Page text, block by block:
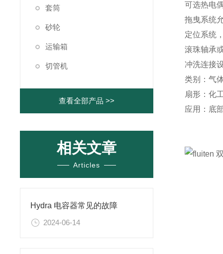
套筒
砂轮
运输箱
切管机
查看全部产品 >>
相关文章
Articles
Hydra 电容器常见的故障
2024-06-14
可选热电
拖曳系统
定位系统
滚珠轴承
冲洗连接
类别：气
扇形：化
应用 ：底